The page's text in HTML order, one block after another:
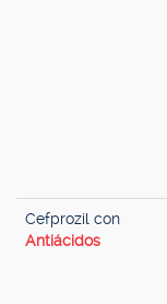
Cefprozil con
Antiácidos